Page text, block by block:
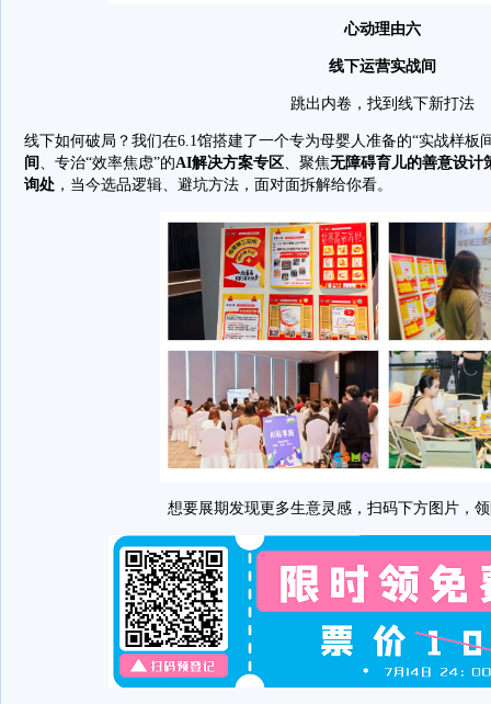
心动理由六
线下运营实战间
跳出内卷，找到线下新打法
线下如何破局？我们在6.1馆搭建了一个专为母婴人准备的“实战样板
间 、专治“效率焦虑”的AI解决方案专区、聚焦无障碍育儿的善意设计
询处 ，当今选品逻辑、避坑方法，面对面拆解给你看。
想要展期发现更多生意灵感，扫码下方图片，领